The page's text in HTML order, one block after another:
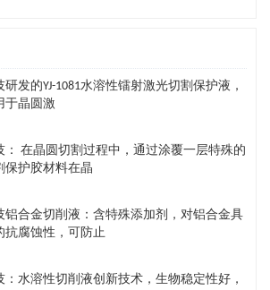
发的YJ-1081水溶性镭射激光切割保护液，
于晶圆激
： 在晶圆切割过程中，通过涂覆一层特殊的
保护胶材料在晶
铝合金切削液：含特殊添加剂，对铝合金具
抗腐蚀性，可防止
：水溶性切削液创新技术，生物稳定性好，